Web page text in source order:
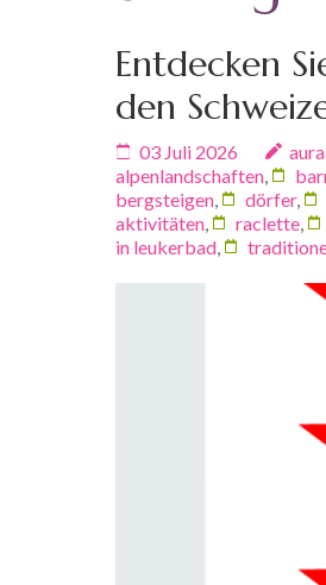
Entdecken
den
03 Juli 2026
alpenlandschaften
bergsteigen
dörfer,
aktivitäten
raclette
in leukerbad